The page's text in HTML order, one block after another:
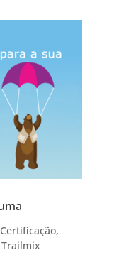
Certificação,
Trailmix